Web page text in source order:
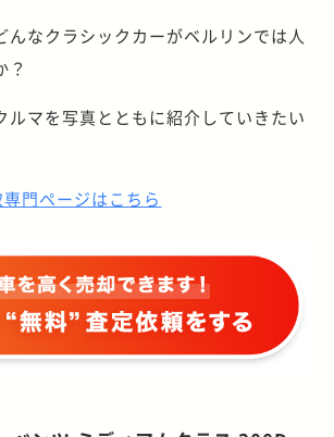
んなクラシックカーがベルリンでは人
？
ルマを写真とともに紹介していきたい
門ページはこちら